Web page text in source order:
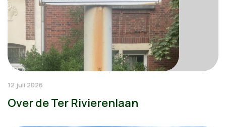
12 juli 2026
Over de Ter Rivierenlaan